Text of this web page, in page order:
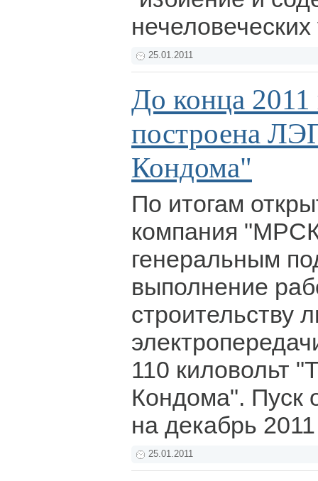
25.01.2011
До конца 2011
построена
Кондома"
По итогам
компания
генеральным
выполнение
строительству
110 киловольт
Кондома". Пуск
на декабрь
25.01.2011